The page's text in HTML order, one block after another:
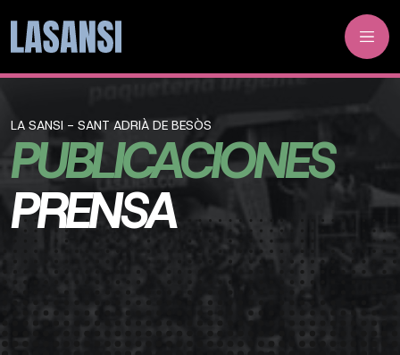
LA SANSI - SANT ADRIÀ DE BESÒS
PUBLICACIONES
PRENSA